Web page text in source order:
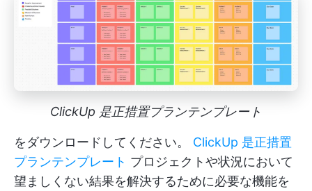
ClickUp 是正措置プランテンプレート
をダウンロードしてください。 ClickUp 是正措置
プランテンプレート プロジェクトや状況において
望ましくない結果を解決するために必要な機能を